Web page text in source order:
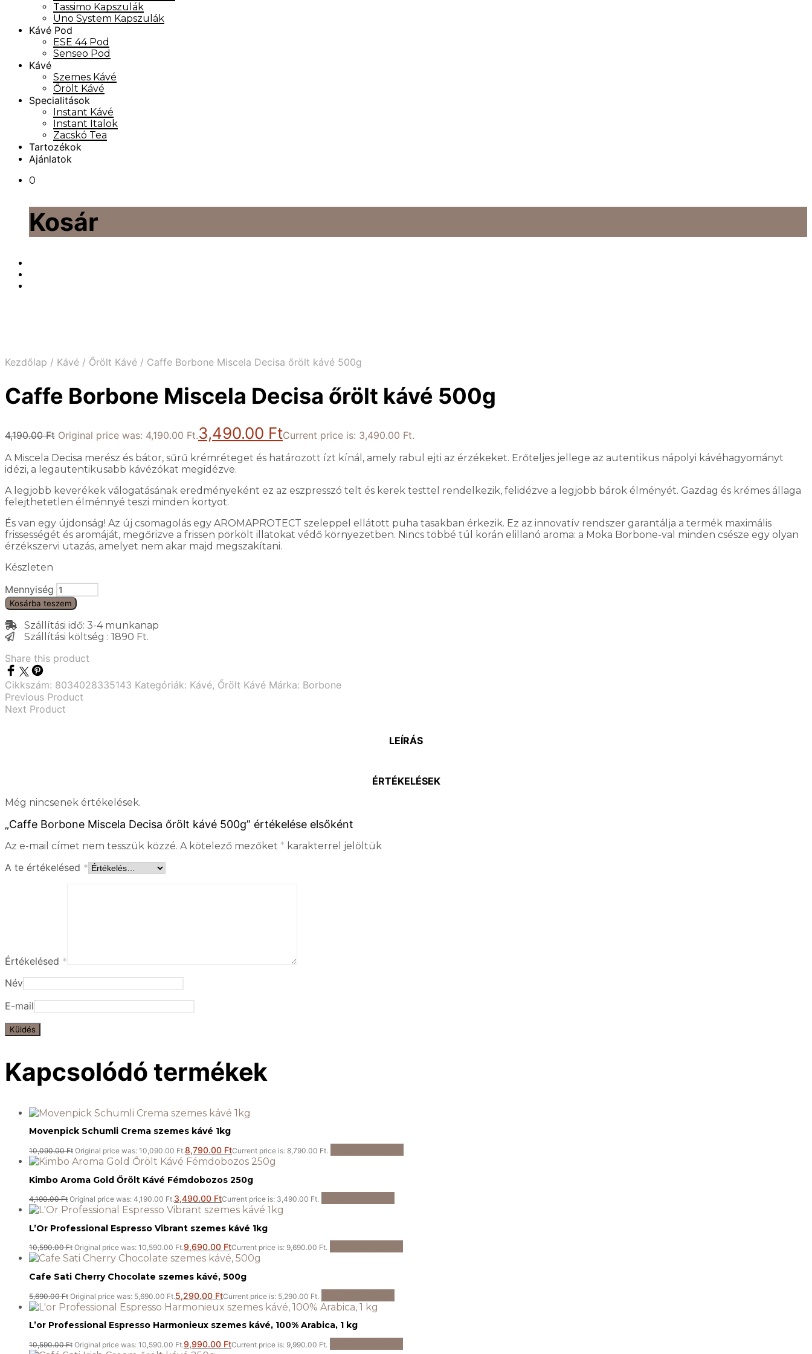
Tassimo Kapszulák
Uno System Kapszulák
Kávé Pod
ESE 44 Pod
Senseo Pod
Kávé
Szemes Kávé
Őrölt Kávé
Specialitások
Instant Kávé
Instant Italok
Zacskó Tea
Tartozékok
Ajánlatok
0
Kosár
Kezdőlap / Kávé / Őrölt Kávé / Caffe Borbone Miscela Decisa őrölt kávé 500g
Caffe Borbone Miscela Decisa őrölt kávé 500g
4,190.00Ft Original price was: 4,190.00 Ft.3,490.00 FtCurrent price is: 3,490.00 Ft.
A Miscela Decisa merész és bátor, sűrű krémréteget és határozott ízt kínál, amely rabul ejti az érzékeket. Erőteljes jellege az autentikus nápolyi kávéhagyományt
idézi, a legautentikusabb kávézókat megidézve.
A legjobb keverékek válogatásának eredményeként ez az eszpresszó telt és kerek testtel rendelkezik, felidézve a legjobb bárok élményét. Gazdag és krémes állaga
felejthetetlen élménnyé teszi minden kortyot.
És van egy újdonság! Az új csomagolás egy AROMAPROTECT szeleppel ellátott puha tasakban érkezik. Ez az innovatív rendszer garantálja a termék maximális
frissességét és aromáját, megőrizve a frissen pörkölt illatokat védő környezetben. Nincs többé túl korán elillanó aroma: a Moka Borbone-val minden csésze egy olyan
érzékszervi utazás, amelyet nem akar majd megszakítani.
Készleten
Mennyiség
Kosárba teszem
Szállítási idő: 3-4 munkanap
Szállítási költség : 1890 Ft.
Share this product
Cikkszám: 8034028335143 Kategóriák: Kávé, Őrölt Kávé Márka: Borbone
Previous Product
Next Product
LEÍRÁS
ÉRTÉKELÉSEK
Még nincsenek értékelések.
„Caffe Borbone Miscela Decisa őrölt kávé 500g” értékelése elsőként
Az e-mail címet nem tesszük közzé. A kötelező mezőket * karakterrel jelöltük
A te értékelésed *
Értékelésed *
Név
E-mail
Kapcsolódó termékek
Movenpick Schumli Crema szemes kávé 1kg
10,090.00Ft Original price was: 10,090.00 Ft.8,790.00 FtCurrent price is: 8,790.00 Ft.
Kimbo Aroma Gold Őrölt Kávé Fémdobozos 250g
4,190.00Ft Original price was: 4,190.00 Ft.3,490.00 FtCurrent price is: 3,490.00 Ft.
L’Or Professional Espresso Vibrant szemes kávé 1kg
10,590.00Ft Original price was: 10,590.00 Ft.9,690.00 FtCurrent price is: 9,690.00 Ft.
Cafe Sati Cherry Chocolate szemes kávé, 500g
5,690.00Ft Original price was: 5,690.00 Ft.5,290.00 FtCurrent price is: 5,290.00 Ft.
L’or Professional Espresso Harmonieux szemes kávé, 100% Arabica, 1 kg
10,590.00Ft Original price was: 10,590.00 Ft.9,990.00 FtCurrent price is: 9,990.00 Ft.